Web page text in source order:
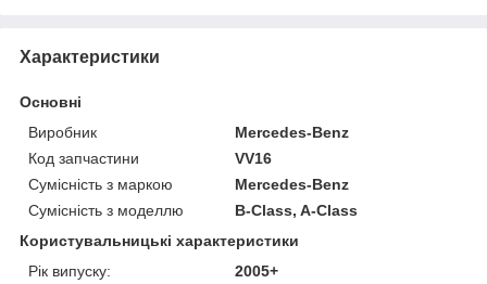
Характеристики
Основні
Виробник
Mercedes-Benz
Код запчастини
VV16
Сумісність з маркою
Mercedes-Benz
Сумісність з моделлю
B-Class, A-Class
Користувальницькі характеристики
Рік випуску:
2005+